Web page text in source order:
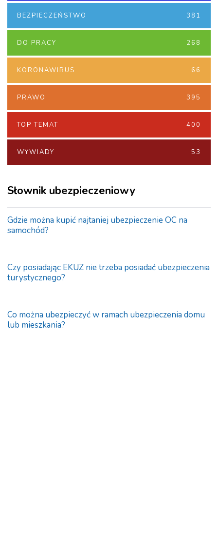
BEZPIECZEŃSTWO 381
DO PRACY 268
KORONAWIRUS 66
PRAWO 395
TOP TEMAT 400
WYWIADY 53
Słownik ubezpieczeniowy
Gdzie można kupić najtaniej ubezpieczenie OC na
samochód?
Czy posiadając EKUZ nie trzeba posiadać ubezpieczenia
turystycznego?
Co można ubezpieczyć w ramach ubezpieczenia domu
lub mieszkania?